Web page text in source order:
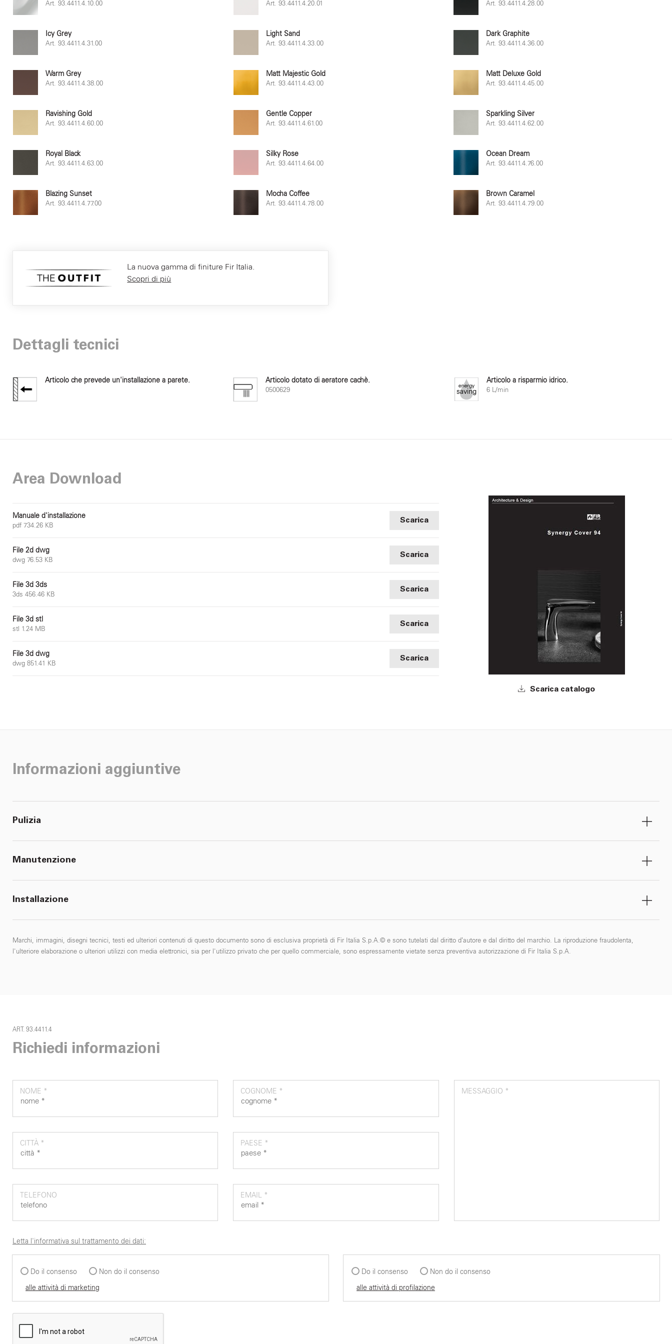
Art. 93.4411.4.10.00 Art. 93.4411.4.20.01 Art. 93.4411.4.28.00
Icy Grey
Art. 93.4411.4.31.00
Light Sand
Art. 93.4411.4.33.00
Dark Graphite
Art. 93.4411.4.36.00
Warm Grey
Art. 93.4411.4.38.00
Matt Majestic Gold
Art. 93.4411.4.43.00
Matt Deluxe Gold
Art. 93.4411.4.45.00
Ravishing Gold
Art. 93.4411.4.60.00
Gentle Copper
Art. 93.4411.4.61.00
Sparkling Silver
Art. 93.4411.4.62.00
Royal Black
Art. 93.4411.4.63.00
Silky Rose
Art. 93.4411.4.64.00
Ocean Dream
Art. 93.4411.4.76.00
Blazing Sunset
Art. 93.4411.4.77.00
Mocha Coffee
Art. 93.4411.4.78.00
Brown Caramel
Art. 93.4411.4.79.00
La nuova gamma di finiture Fir Italia.
Scopri di più
Dettagli tecnici
Articolo che prevede un'installazione a parete. Articolo dotato di aeratore cachè.
0500629
Articolo a risparmio idrico.
6 L/min
Area Download
Manuale d'installazione
pdf 734.26 KB
Scarica
File 2d dwg
dwg 76.53 KB
Scarica
File 3d 3ds
3ds 456.46 KB
Scarica
File 3d stl
stl 1.24 MB
Scarica
File 3d dwg
dwg 851.41 KB
Scarica
Scarica catalogo
Informazioni aggiuntive
Pulizia
Manutenzione
Installazione
Marchi, immagini, disegni tecnici, testi ed ulteriori contenuti di questo documento sono di esclusiva proprietà di Fir Italia S.p.A.© e sono tutelati dal diritto d’autore e dal diritto del marchio. La riproduzione fraudolenta,
l'ulteriore elaborazione o ulteriori utilizzi con media elettronici, sia per l'utilizzo privato che per quello commerciale, sono espressamente vietate senza preventiva autorizzazione di Fir Italia S.p.A.
ART. 93.4411.4
Richiedi informazioni
NOME * COGNOME *
CITTÀ * PAESE *
TELEFONO EMAIL *
MESSAGGIO *
Letta l'informativa sul trattamento dei dati:
Do il consenso
Non do il consenso
alle attività di marketing
Do il consenso
Non do il consenso
alle attività di profilazione